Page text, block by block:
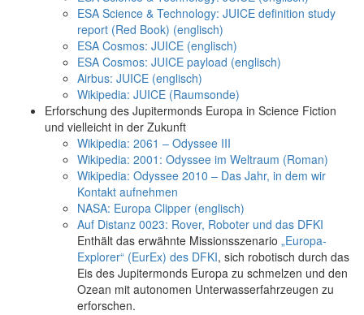
ESA Science & Technology: JUICE definition study
report (Red Book) (englisch)
ESA Cosmos: JUICE (englisch)
ESA Cosmos: JUICE payload (englisch)
Airbus: JUICE (englisch)
Wikipedia: JUICE (Raumsonde)
Erforschung des Jupitermonds Europa in Science Fiction
und vielleicht in der Zukunft
Wikipedia: 2061 – Odyssee III
Wikipedia: 2001: Odyssee im Weltraum (Roman)
Wikipedia: Odyssee 2010 – Das Jahr, in dem wir
Kontakt aufnehmen
NASA: Europa Clipper (englisch)
Auf Distanz 0023: Rover, Roboter und das DFKI
Enthält das erwähnte Missionsszenario „Europa-
Explorer“ (EurEx) des DFKI, sich robotisch durch das
Eis des Jupitermonds Europa zu schmelzen und den
Ozean mit autonomen Unterwasserfahrzeugen zu
erforschen.